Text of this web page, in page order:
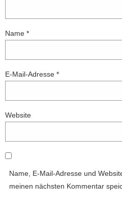
Name *
E-Mail-Adresse *
Website
Name, E-Mail-Adresse und
meinen nächsten Kommentar